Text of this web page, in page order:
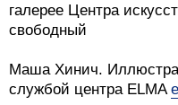
галерее Центра
свободный
Маша Хинич.
службой центра ELMA